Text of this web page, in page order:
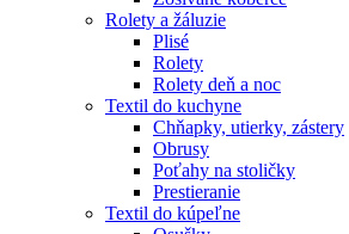
Rolety a žáluzie
Plisé
Rolety
Rolety deň a noc
Textil do kuchyne
Chňapky, utierky, zástery
Obrusy
Poťahy na stoličky
Prestieranie
Textil do kúpeľne